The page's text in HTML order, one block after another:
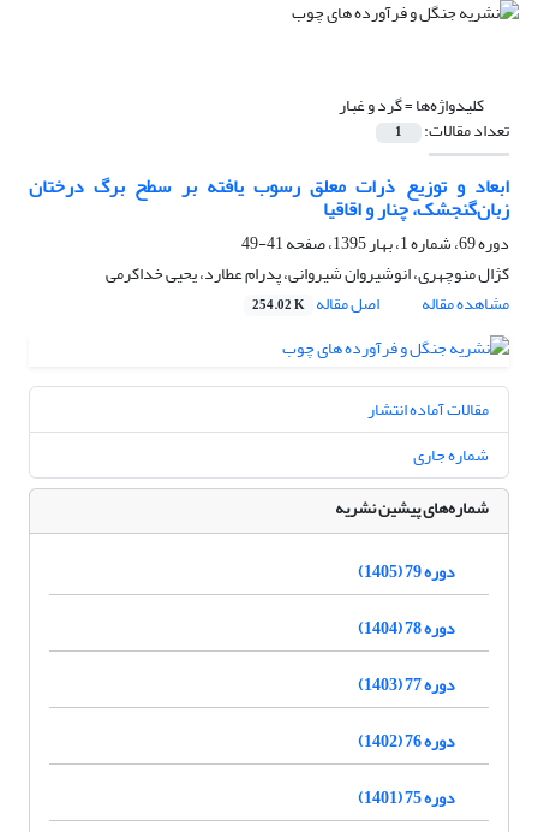
کلیدواژه‌ها =گرد و غبار
تعداد مقالات: 1
ابعاد و توزیع ذرات معلق رسوب یافته بر سطح برگ درختان
زبان‌گنجشک، چنار و اقاقیا
دوره 69، شماره 1، بهار 1395، صفحه
41-49
کژال منوچهری، انوشیروان شیروانی، پدرام عطارد، یحیی خداکرمی
مشاهده مقاله
اصل مقاله 254.02 K
مقالات آماده انتشار
شماره جاری
شماره‌های پیشین نشریه
دوره 79 (1405)
دوره 78 (1404)
دوره 77 (1403)
دوره 76 (1402)
دوره 75 (1401)